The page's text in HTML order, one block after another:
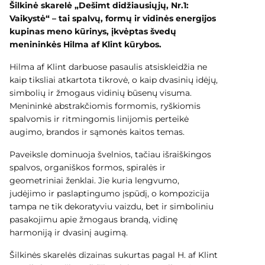
Šilkinė skarelė „Dešimt didžiausiųjų, Nr.1:
Vaikystė“ – tai spalvų, formų ir vidinės energijos
kupinas meno kūrinys, įkvėptas švedų
menininkės Hilma af Klint kūrybos.
Hilma af Klint darbuose pasaulis atsiskleidžia ne
kaip tiksliai atkartota tikrovė, o kaip dvasinių idėjų,
simbolių ir žmogaus vidinių būsenų visuma.
Menininkė abstrakčiomis formomis, ryškiomis
spalvomis ir ritmingomis linijomis perteikė
augimo, brandos ir sąmonės kaitos temas.
Paveiksle dominuoja švelnios, tačiau išraiškingos
spalvos, organiškos formos, spiralės ir
geometriniai ženklai. Jie kuria lengvumo,
judėjimo ir paslaptingumo įspūdį, o kompozicija
tampa ne tik dekoratyviu vaizdu, bet ir simboliniu
pasakojimu apie žmogaus brandą, vidinę
harmoniją ir dvasinį augimą.
Šilkinės skarelės dizainas sukurtas pagal H. af Klint